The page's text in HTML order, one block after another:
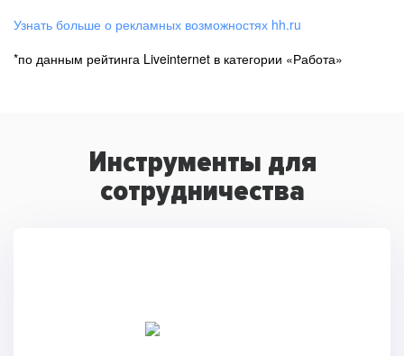
Узнать больше о рекламных возможностях hh.ru
*по данным рейтинга Liveinternet в категории «Работа»
Инструменты для
сотрудничества